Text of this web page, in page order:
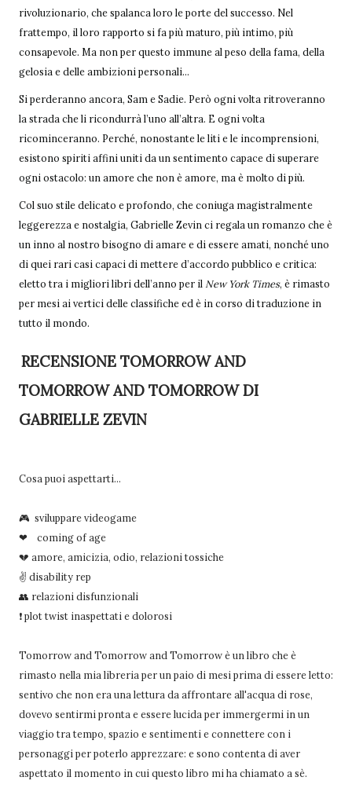
rivoluzionario, che spalanca loro le porte del successo. Nel
frattempo, il loro rapporto si fa più maturo, più intimo, più
consapevole. Ma non per questo immune al peso della fama, della
gelosia e delle ambizioni personali…
Si perderanno ancora, Sam e Sadie. Però ogni volta ritroveranno
la strada che li ricondurrà l’uno all’altra. E ogni volta
ricominceranno. Perché, nonostante le liti e le incomprensioni,
esistono spiriti affini uniti da un sentimento capace di superare
ogni ostacolo: un amore che non è amore, ma è molto di più.
Col suo stile delicato e profondo, che coniuga magistralmente
leggerezza e nostalgia, Gabrielle Zevin ci regala un romanzo che è
un inno al nostro bisogno di amare e di essere amati, nonché uno
di quei rari casi capaci di mettere d’accordo pubblico e critica:
eletto tra i migliori libri dell’anno per il New York Times, è rimasto
per mesi ai vertici delle classifiche ed è in corso di traduzione in
tutto il mondo.
RECENSIONE TOMORROW AND
TOMORROW AND TOMORROW DI
GABRIELLE ZEVIN
Cosa puoi aspettarti...
🎮 sviluppare videogame
❤
coming of age
💔 amore, amicizia, odio, relazioni tossiche
✌ disability rep
👥 relazioni disfunzionali
❗ plot twist inaspettati e dolorosi
Tomorrow and Tomorrow and Tomorrow è un libro che è
rimasto nella mia libreria per un paio di mesi prima di essere letto:
sentivo che non era una lettura da affrontare all'acqua di rose,
dovevo sentirmi pronta e essere lucida per immergermi in un
viaggio tra tempo, spazio e sentimenti e connettere con i
personaggi per poterlo apprezzare: e sono contenta di aver
aspettato il momento in cui questo libro mi ha chiamato a sè.